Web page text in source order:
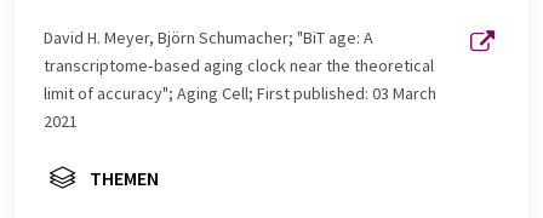
David H. Meyer, Björn Schumacher; "BiT age: A
transcriptome‐based aging clock near the theoretical
limit of accuracy"; Aging Cell; First published: 03 March
2021
THEMEN